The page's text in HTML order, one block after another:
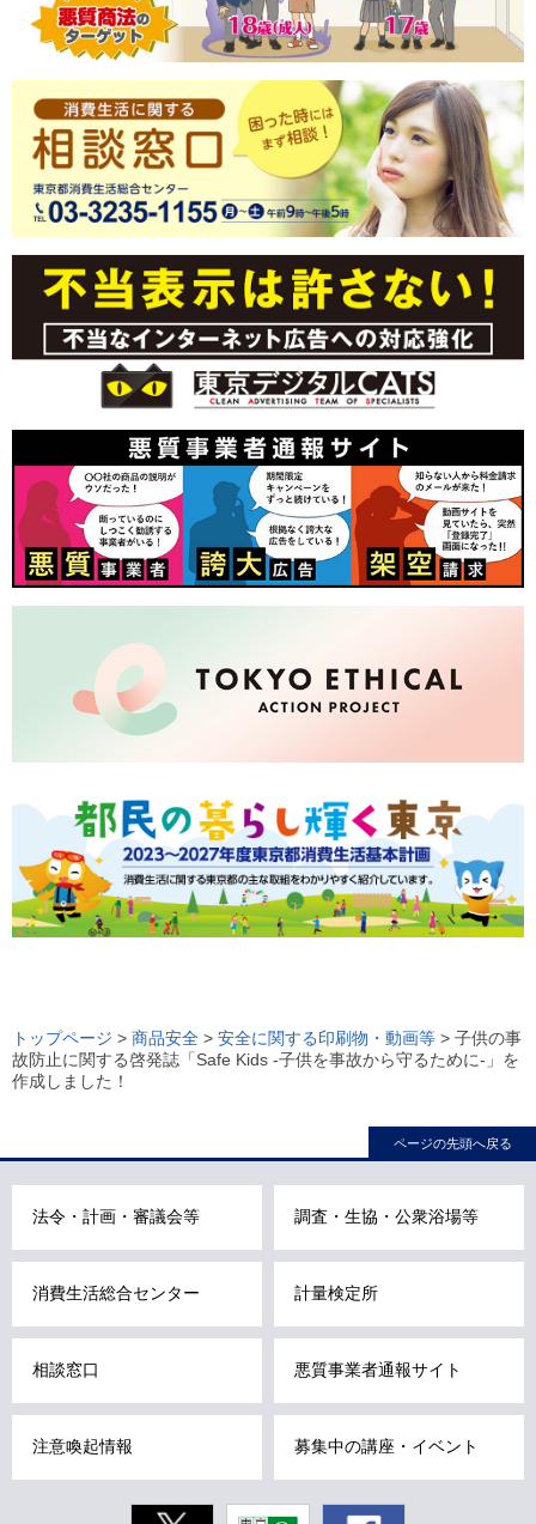
ー
カ
ル
ビ
こ
ま
す
トップページ > 商品安全 > 安全に関する印刷物・動画等 > 子供の事
故防止に関する啓発誌「Safe Kids -子供を事故から守るために-」を
作成しました！
ページの先頭へ戻る
法令・計画・審議会等 調査・生協・公衆浴場等
消費生活総合センター 計量検定所
相談窓口 悪質事業者通報サイト
注意喚起情報 募集中の講座・イベント
Twitter 東京動画 Facebook